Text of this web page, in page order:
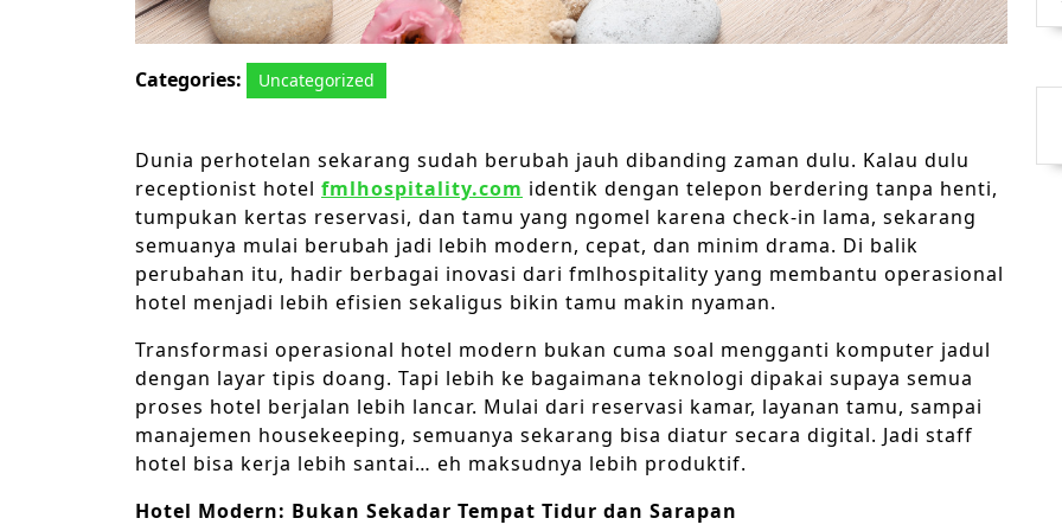
Categories: Uncategorized
Dunia perhotelan sekarang sudah berubah jauh dibanding zaman dulu. Kalau dulu
receptionist hotel fmlhospitality.com identik dengan telepon berdering tanpa henti,
tumpukan kertas reservasi, dan tamu yang ngomel karena check-in lama, sekarang
semuanya mulai berubah jadi lebih modern, cepat, dan minim drama. Di balik
perubahan itu, hadir berbagai inovasi dari fmlhospitality yang membantu operasional
hotel menjadi lebih efisien sekaligus bikin tamu makin nyaman.
Transformasi operasional hotel modern bukan cuma soal mengganti komputer jadul
dengan layar tipis doang. Tapi lebih ke bagaimana teknologi dipakai supaya semua
proses hotel berjalan lebih lancar. Mulai dari reservasi kamar, layanan tamu, sampai
manajemen housekeeping, semuanya sekarang bisa diatur secara digital. Jadi staff
hotel bisa kerja lebih santai… eh maksudnya lebih produktif.
Hotel Modern: Bukan Sekadar Tempat Tidur dan Sarapan